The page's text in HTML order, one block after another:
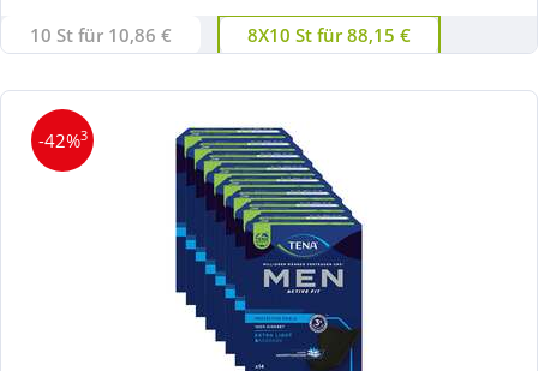
10 St für 10,86 € 8X10 St für 88,15 €
-42%3